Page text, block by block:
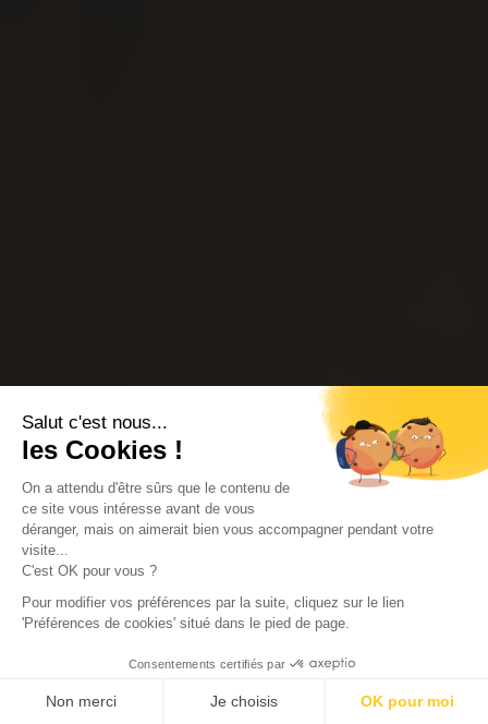
Salut c'est nous...
les Cookies !
On a attendu d'être sûrs que le contenu de
ce site vous intéresse avant de vous
déranger, mais on aimerait bien vous accompagner pendant votre
visite...
C'est OK pour vous ?
Pour modifier vos préférences par la suite, cliquez sur le lien
'Préférences de cookies' situé dans le pied de page.
Consentements certifiés par
Non merci Je choisis OK pour moi